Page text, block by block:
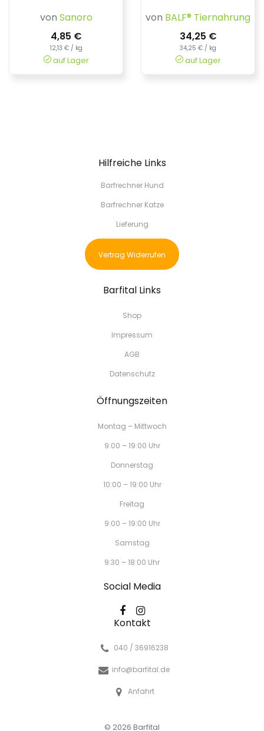
von Sanoro
4,85 €
12,13 € / kg
auf Lager
von BALF® Tiernahrung
34,25 €
34,25 € / kg
auf Lager
Hilfreiche Links
Barfrechner Hund
Barfrechner Katze
Lieferung
Vertrag Widerrufen
Barfital Links
Shop
Impressum
AGB
Datenschutz
Öffnungszeiten
Montag – Mittwoch
9:00 – 19:00 Uhr
Donnerstag
10:00 – 19:00 Uhr
Freitag
9:00 – 19:00 Uhr
Samstag
9:30 – 18:00 Uhr
Social Media
Kontakt
040 / 36916238
info@barfital.de
Anfahrt
© 2026 Barfital